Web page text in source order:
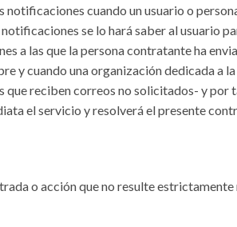
cuando un usuario o
se lo hará saber al usuario
a las que la persona contratante ha
y cuando una organización dedicada a
que reciben correos no solicitados- y por
el servicio y resolverá el presente
o acción que no resulte estrictamente